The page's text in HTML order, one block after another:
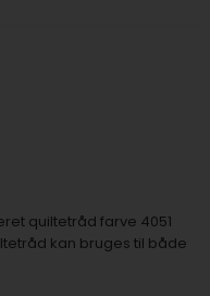
quiltetråd farve 4051
kan bruges til både